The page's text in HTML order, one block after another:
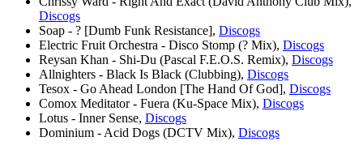
Discogs
Soap - ? [Dumb Funk Resistance], Discogs
Electric Fruit Orchestra - Disco Stomp (? Mix), Discogs
Reysan Khan - Shi-Du (Pascal F.E.O.S. Remix), Discogs
Allnighters - Black Is Black (Clubbing), Discogs
Tesox - Go Ahead London [The Hand Of God], Discogs
Comox Meditator - Fuera (Ku-Space Mix), Discogs
Lotus - Inner Sense, Discogs
Dominium - Acid Dogs (DCTV Mix), Discogs